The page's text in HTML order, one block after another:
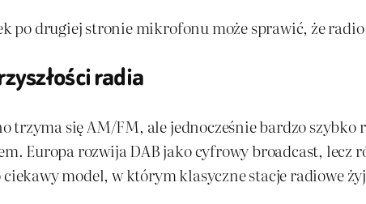
po drugiej stronie mikrofonu może sprawić, że
radia
się AM/FM, ale jednocześnie bardzo szybko
Europa rozwija DAB jako cyfrowy broadcast, lecz
model, w którym klasyczne stacje radiowe